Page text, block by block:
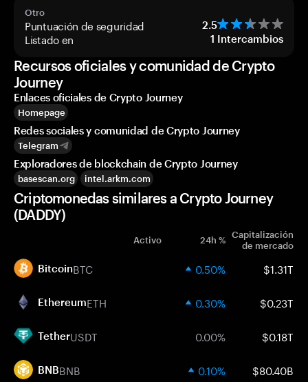
Otro
Puntuación de seguridad 2.5
Listado en 1 Intercambios
Recursos oficiales y comunidad de Crypto
Journey
Enlaces oficiales de Crypto Journey
Homepage
Redes sociales y comunidad de Crypto Journey
Telegram
Exploradores de blockchain de Crypto Journey
basescan.org intel.arkm.com
Criptomonedas similares a Crypto Journey
(DADDY)
Activo 24h % Capitalización
de mercado
BitcoinBTC 0.50% $1.31T
EthereumETH 0.30% $0.23T
TetherUSDT 0.00% $0.18T
BNBBNB 0.10% $80.40B